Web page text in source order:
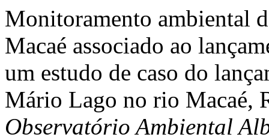
Monitoramento ambiental
Macaé associado ao
um estudo de caso do
Mário Lago no rio Macaé,
Observatório Ambiental